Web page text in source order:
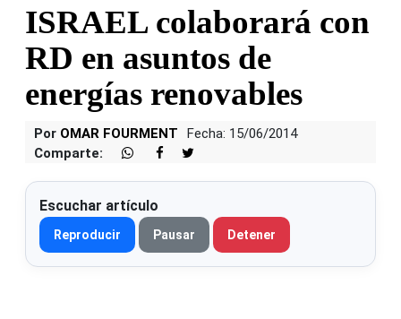
ISRAEL colaborará con
RD en asuntos de
energías renovables
Por OMAR FOURMENT
Fecha: 15/06/2014
Comparte:
Escuchar artículo
Reproducir Pausar Detener